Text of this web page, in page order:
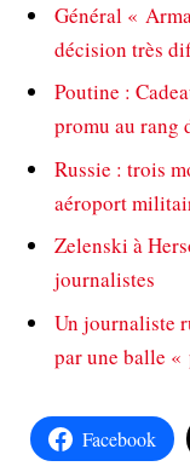
Général «
décision très
Poutine :
promu au rang
Russie : trois
aéroport
Zelenski à
journalistes
Un journaliste
par une balle «
Facebook